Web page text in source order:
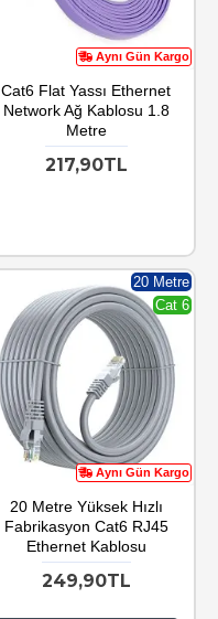
Aynı Gün Kargo
Cat6 Flat Yassı Ethernet
Network Ağ Kablosu 1.8
Metre
217,90TL
Aynı Gün Kargo
20 Metre
Cat 6
20 Metre Yüksek Hızlı
Fabrikasyon Cat6 RJ45
Ethernet Kablosu
249,90TL